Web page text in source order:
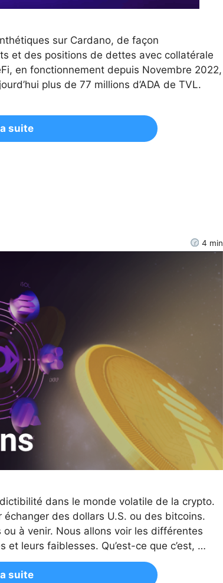
sur Cardano, de façon
et des positions de dettes avec collatérale
en fonctionnement depuis Novembre 2022,
plus de 77 millions d’ADA de TVL.
suite
4 min
dans le monde volatile de la crypto.
des dollars U.S. ou des bitcoins.
à venir. Nous allons voir les différentes
et leurs faiblesses. Qu’est-ce que c’est, …
suite